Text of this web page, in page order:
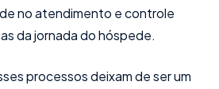
no atendimento e controle
da jornada do hóspede.
processos deixam de ser um